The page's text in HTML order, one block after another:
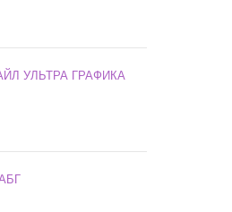
УЛЬТРА ГРАФИКА